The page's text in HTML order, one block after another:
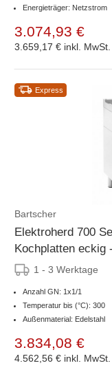
Energieträger: Netzstrom
3.074,93 €
3.659,17 € inkl. MwSt.
Express
Bartscher
Elektroherd 700
Kochplatten eckig
1 - 3 Werktage
Anzahl GN: 1x1/1
Temperatur bis (°C): 300
Außenmaterial: Edelstahl
3.834,08 €
4.562,56 € inkl. MwSt.